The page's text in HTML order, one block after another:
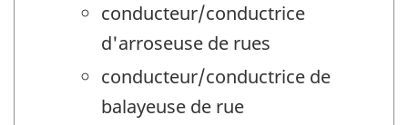
conducteur/conductrice
d'arroseuse de rues
conducteur/conductrice de
balayeuse de rue